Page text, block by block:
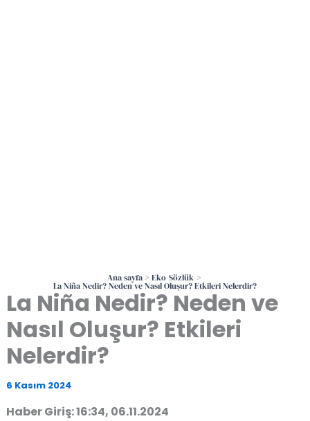
Ana sayfa Eko-Sözlük
La Niña Nedir? Neden ve Nasıl Oluşur? Etkileri Nelerdir?
La Niña Nedir? Neden ve
Nasıl Oluşur? Etkileri
Nelerdir?
6 Kasım 2024
Haber Giriş: 16:34, 06.11.2024